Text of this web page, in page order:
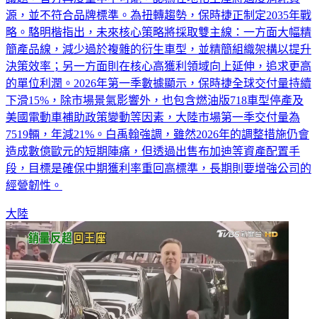
源，並不符合品牌標準。為扭轉趨勢，保時捷正制定2035年戰
略。駱明楷指出，未來核心策略將採取雙主線：一方面大幅精
簡產品線，減少過於複雜的衍生車型，並精簡組織架構以提升
決策效率；另一方面則在核心高獲利領域向上延伸，追求更高
的單位利潤。2026年第一季數據顯示，保時捷全球交付量持續
下滑15%，除市場景氣影響外，也包含燃油版718車型停產及
美國電動車補助政策變動等因素，大陸市場第一季交付量為
7519輛，年減21%。白禹翰強調，雖然2026年的調整措施仍會
造成數億歐元的短期陣痛，但透過出售布加迪等資產配置手
段，目標是確保中期獲利率重回高標準，長期則要增強公司的
經營韌性。
大陸